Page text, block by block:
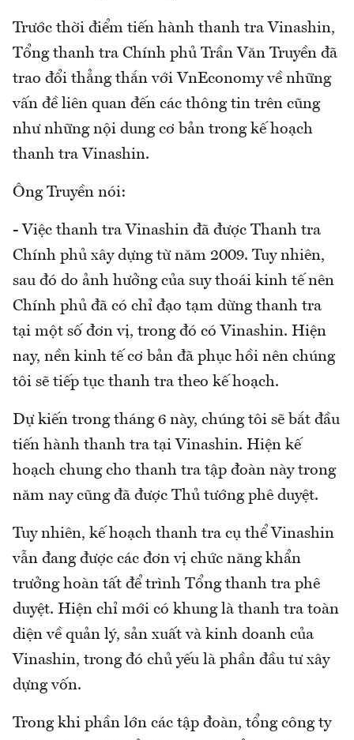
Trước thời điểm tiến hành thanh tra Vinashin,
Tổng thanh tra Chính phủ Trần Văn Truyền đã
trao đổi thẳng thắn với VnEconomy về những
vấn đề liên quan đến các thông tin trên cũng
như những nội dung cơ bản trong kế hoạch
thanh tra Vinashin.
Ông Truyền nói:
- Việc thanh tra Vinashin đã được Thanh tra
Chính phủ xây dựng từ năm 2009. Tuy nhiên,
sau đó do ảnh hưởng của suy thoái kinh tế nên
Chính phủ đã có chỉ đạo tạm dừng thanh tra
tại một số đơn vị, trong đó có Vinashin. Hiện
nay, nền kinh tế cơ bản đã phục hồi nên chúng
tôi sẽ tiếp tục thanh tra theo kế hoạch.
Dự kiến trong tháng 6 này, chúng tôi sẽ bắt đầu
tiến hành thanh tra tại Vinashin. Hiện kế
hoạch chung cho thanh tra tập đoàn này trong
năm nay cũng đã được Thủ tướng phê duyệt.
Tuy nhiên, kế hoạch thanh tra cụ thể Vinashin
vẫn đang được các đơn vị chức năng khẩn
trưởng hoàn tất để trình Tổng thanh tra phê
duyệt. Hiện chỉ mới có khung là thanh tra toàn
diện về quản lý, sản xuất và kinh doanh của
Vinashin, trong đó chủ yếu là phần đầu tư xây
dựng vốn.
Trong khi phần lớn các tập đoàn, tổng công ty